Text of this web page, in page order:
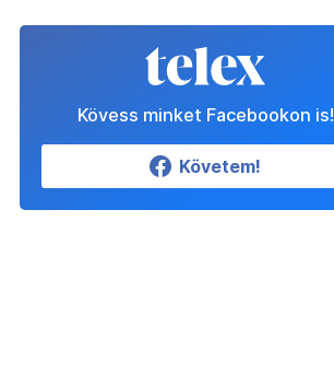
Kövess minket Facebookon is!
Követem!